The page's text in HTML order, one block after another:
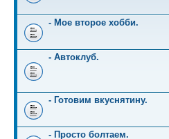
- Мое второе хобби.
- Автоклуб.
- Готовим вкуснятину.
- Просто болтаем.